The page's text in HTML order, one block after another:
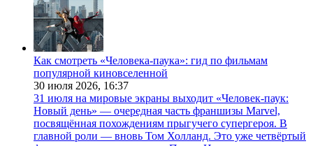
Как смотреть «Человека-паука»: гид по фильмам
популярной киновселенной
30 июля 2026, 16:37
31 июля на мировые экраны выходит «Человек-паук:
Новый день» — очередная часть франшизы Marvel,
посвящённая похождениям прыгучего супергероя. В
главной роли — вновь Том Холланд. Это уже четвёртый